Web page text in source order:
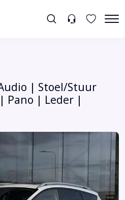
| Stoel/Stuur
Pano | Leder |